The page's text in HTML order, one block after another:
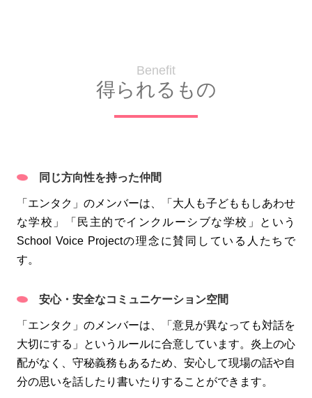
Benefit
得られるもの
同じ方向性を持った仲間
「エンタク」のメンバーは、「大人も子どももしあわせ
な学校」「民主的でインクルーシブな学校」という
School Voice Projectの理念に賛同している人たちで
す。
安心・安全なコミュニケーション空間
「エンタク」のメンバーは、「意見が異なっても対話を
大切にする」というルールに合意しています。炎上の心
配がなく、守秘義務もあるため、安心して現場の話や自
分の思いを話したり書いたりすることができます。